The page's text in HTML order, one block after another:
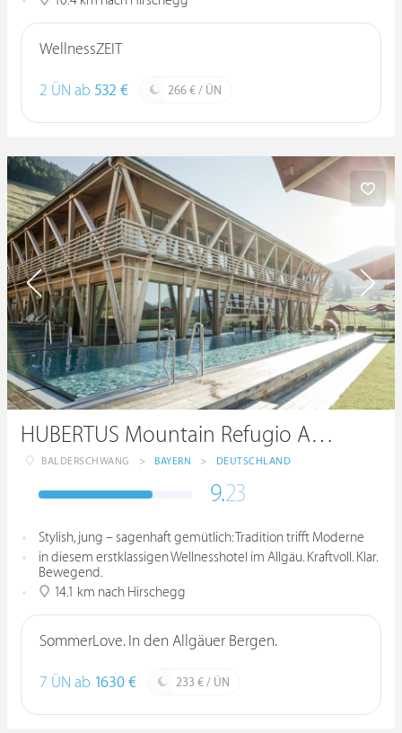
WellnessZEIT
2 ÜN ab 532 € 266 € / ÜN
HUBERTUS Mountain Refugio Allgäu
BALDERSCHWANG > BAYERN > DEUTSCHLAND
9.23
Stylish, jung – sagenhaft gemütlich: Tradition trifft Moderne
in diesem erstklassigen Wellnesshotel im Allgäu. Kraftvoll. Klar.
Bewegend.
14.1 km nach Hirschegg
SommerLove. In den Allgäuer Bergen.
7 ÜN ab 1630 € 233 € / ÜN